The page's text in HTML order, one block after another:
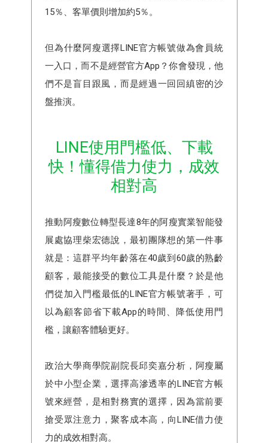
15％、客單價則增加約5％。
但為什麼阿瘦選擇LINE官方帳號做為會員統
一入口，而不是經營官方App？你會發現，他
們不是盲目跟風，而是經過一回回縝密的沙
盤推演。
LINE使用門檻低、下載
快！懂得借力使力，成效
相對高
推動阿瘦數位轉型長達8年的阿瘦實業智能發
展處協理柴宏德說，最初團隊想的第一件事
就是：這群平均年齡落在40歲到60歲的熟齡
顧客，最能接受的數位工具是什麼？於是他
們從加入門檻最低的LINE官方帳號著手，可
以為顧客節省下載App的時間、降低使用門
檻，讓顧客體驗更好。
政治大學商學院副院長邱奕嘉分析，阿瘦屬
於中小型企業，選擇高滲透率的LINE官方帳
號來經營，是相對務實的選擇，因為當前要
搶受眾注意力，聚客成本高，向LINE借力使
力的成效相對高。